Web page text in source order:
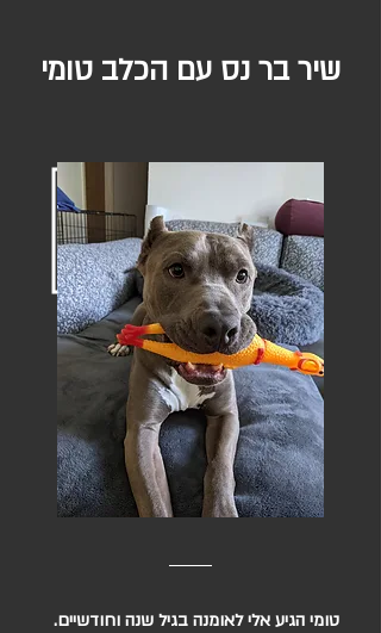
שיר בר נס עם הכלב טומי
טומי הגיע אלי לאומנה בגיל שנה וחודשיים.